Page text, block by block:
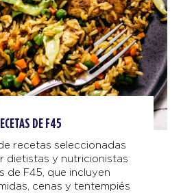
DE F45
recetas seleccionadas
dietistas y nutricionistas
de F45, que incluyen
cenas y tentempiés